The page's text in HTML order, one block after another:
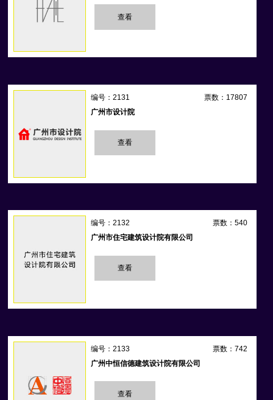
查看
票数：17807
编号：2131
广州市设计院
查看
票数：540
编号：2132
广州市住宅建筑设计院有限公司
查看
票数：742
编号：2133
广州中恒信德建筑设计院有限公司
查看